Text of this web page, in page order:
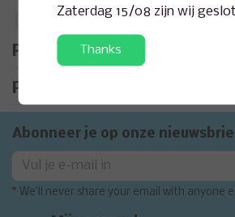
Toevoegen aan vergelijking
Productomschrijving
Product informatie
Abonneer je op onze
* We'll never share your email with anyone
Zaterdag 15/08 zijn wij
Thanks